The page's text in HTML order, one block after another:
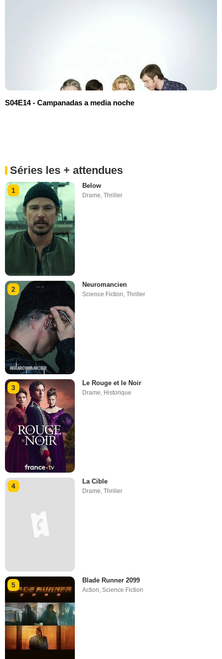
S04E14 - Campanadas a media noche
Séries les + attendues
1
Below
Drame,Thriller
2
Neuromancien
Science Fiction ,Thriller
3
Le Rouge et le Noir
Drame, Historique
4
La Cible
Drame,Thriller
5
Blade Runner 2099
Action ,Science Fiction